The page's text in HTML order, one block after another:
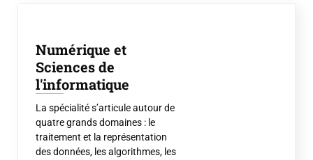
Numérique et
Sciences de
l'informatique
La spécialité s’articule autour de
quatre grands domaines : le
traitement et la représentation
des données, les algorithmes, les